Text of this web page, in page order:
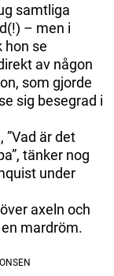
samtliga
– men i
hon se
av någon
som gjorde
sig besegrad i
”Vad är det
tänker nog
under
axeln och
mardröm.